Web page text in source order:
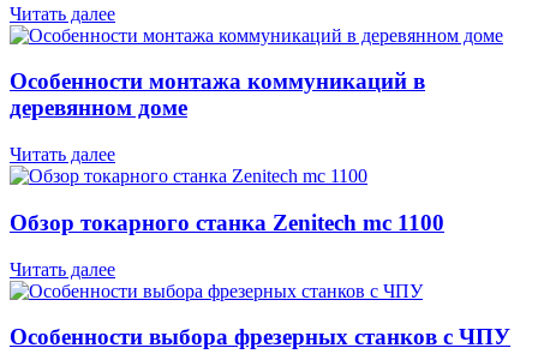
Читать далее
Особенности монтажа коммуникаций в
деревянном доме
Читать далее
Обзор токарного станка Zenitech mc 1100
Читать далее
Особенности выбора фрезерных станков с ЧПУ